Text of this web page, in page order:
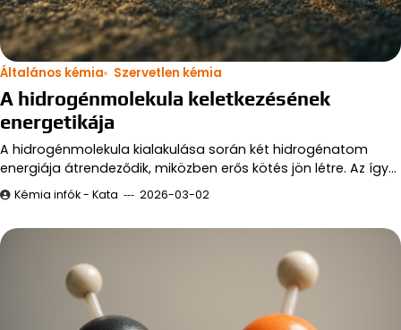
Általános kémia Szervetlen kémia
A hidrogénmolekula keletkezésének
energetikája
A hidrogénmolekula kialakulása során két hidrogénatom
energiája átrendeződik, miközben erős kötés jön létre. Az így…
Kémia infók - Kata 2026-03-02